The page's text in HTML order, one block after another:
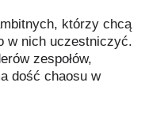
którzy chcą
w nich uczestniczyć.
zespołów,
dość chaosu w